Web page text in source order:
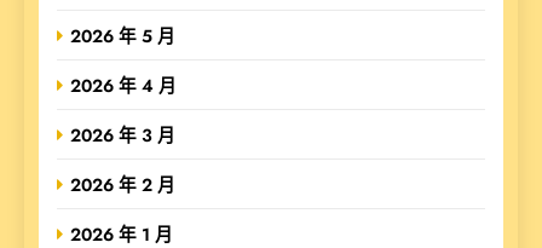
2026 年 5 月
2026 年 4 月
2026 年 3 月
2026 年 2 月
2026 年 1 月